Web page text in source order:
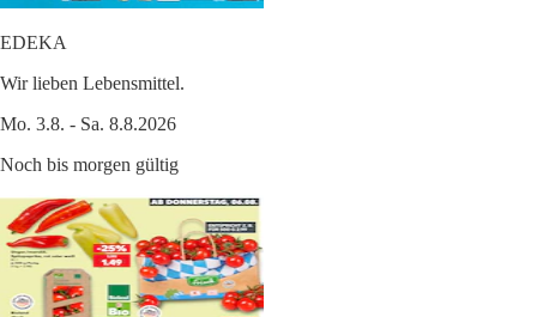
EDEKA
Wir lieben Lebensmittel.
Mo. 3.8. - Sa. 8.8.2026
Noch bis morgen gültig